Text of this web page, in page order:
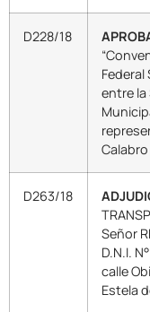
D228/18
Federal
entre la
D263/18
Señor
D.N.I.
calle
Estela